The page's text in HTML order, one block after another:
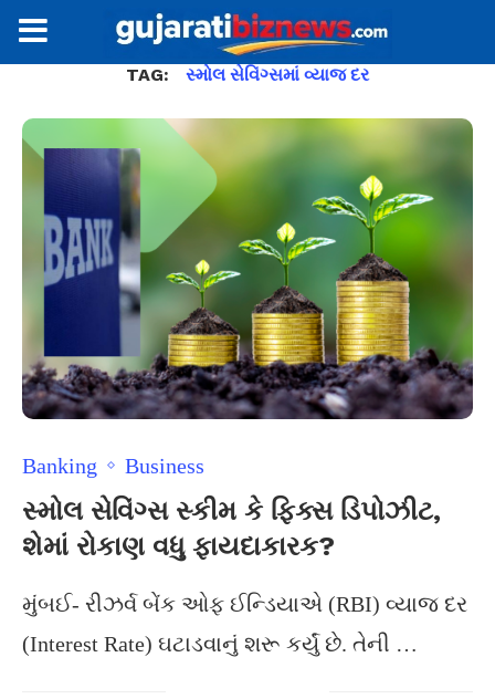
TAG: સ્મોલ સેવિંગ્સમાં વ્યાજ દર
Banking Business
સ્મોલ સેવિંગ્સ સ્કીમ કે ફિક્સ ડિપોઝીટ,
શેમાં રોકાણ વધુ ફાયદાકારક?
મુંબઈ- રીઝર્વ બેંક ઓફ ઈન્ડિયાએ (RBI) વ્યાજ દર
(Interest Rate) ઘટાડવાનું શરૂ કર્યું છે. તેની …